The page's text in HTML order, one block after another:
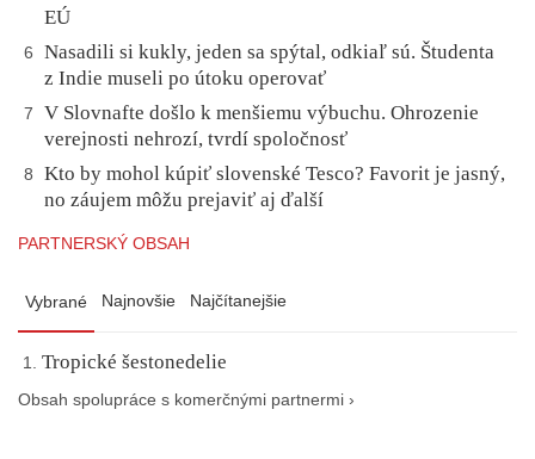
EÚ
6
Nasadili si kukly, jeden sa spýtal, odkiaľ sú. Študenta
z Indie museli po útoku operovať
7
V Slovnafte došlo k menšiemu výbuchu. Ohrozenie
verejnosti nehrozí, tvrdí spoločnosť
8
Kto by mohol kúpiť slovenské Tesco? Favorit je jasný,
no záujem môžu prejaviť aj ďalší
PARTNERSKÝ OBSAH
Vybrané Najnovšie Najčítanejšie
Tropické šestonedelie
Obsah spolupráce s komerčnými partnermi ›